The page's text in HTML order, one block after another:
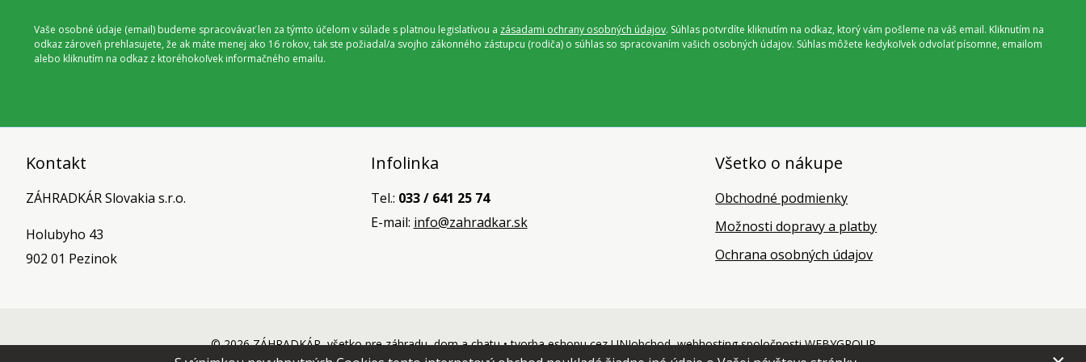
Vaše osobné údaje (email) budeme spracovávať len za týmto účelom v súlade s platnou legislatívou a zásadami ochrany osobných údajov. Súhlas potvrdíte kliknutím na odkaz, ktorý vám pošleme na váš email. Kliknutím na
odkaz zároveň prehlasujete, že ak máte menej ako 16 rokov, tak ste požiadal/a svojho zákonného zástupcu (rodiča) o súhlas so spracovaním vašich osobných údajov. Súhlas môžete kedykoľvek odvolať písomne, emailom
alebo kliknutím na odkaz z ktoréhokoľvek informačného emailu.
Kontakt
ZÁHRADKÁR Slovakia s.r.o.
Holubyho 43
902 01 Pezinok
Infolinka
Tel.: 033 / 641 25 74
E-mail: info@zahradkar.sk
Všetko o nákupe
Obchodné podmienky
Možnosti dopravy a platby
Ochrana osobných údajov
© 2026 ZÁHRADKÁR, všetko pre záhradu, dom a chatu •tvorba eshopu cez UNIobchod,webhostingspoločnostiWEBYGROUP